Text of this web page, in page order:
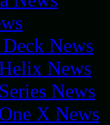
Deck News
News
News
X News